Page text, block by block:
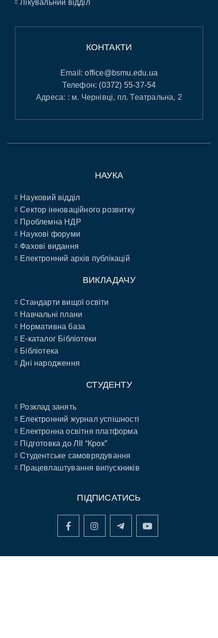
Лікувальний відділ
КОНТАКТИ
Email:office@bsmu.edu.ua
Телефон: (0372) 55-37-54
Адреса: : м. Чернівці, пл. Театральна, 2
НАУКА
Науковий відділ
Сектор інноваційного розвитку
Проблемна НДР
Наукові форуми
Фахові видання
Електронний архів публікацій
ВИКЛАДАЧУ
Стандарти вищої освіти
Навчальні плани
Нормативна база
E-каталог Бібліотеки
Бібліотека
Дні народження
СТУДЕНТУ
Розклад занять
Електронний журнал успішності
Електронна освітня платформа
Підготовка до ЛІІ “Крок”
Студентське самоврядування
Працевлаштування випускників
ПІДПИСАТИСЬ